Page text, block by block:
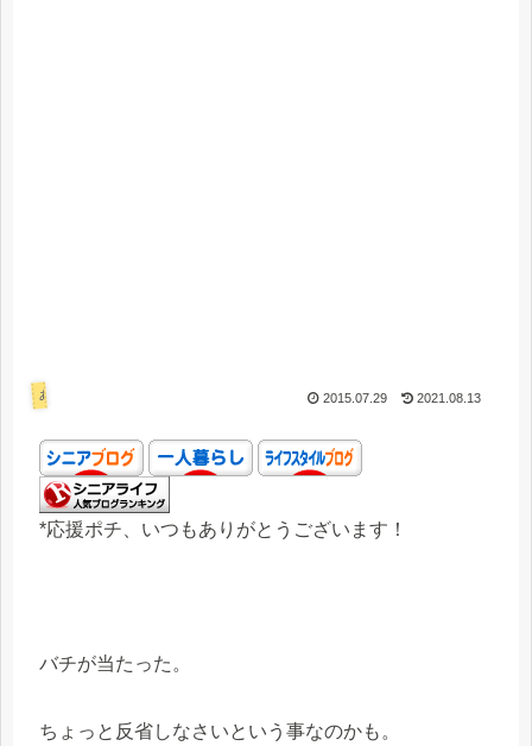
あれこれ 2015.07.29 2021.08.13
*応援ポチ、いつもありがとうございます！
バチが当たった。
ちょっと反省しなさいという事なのかも。